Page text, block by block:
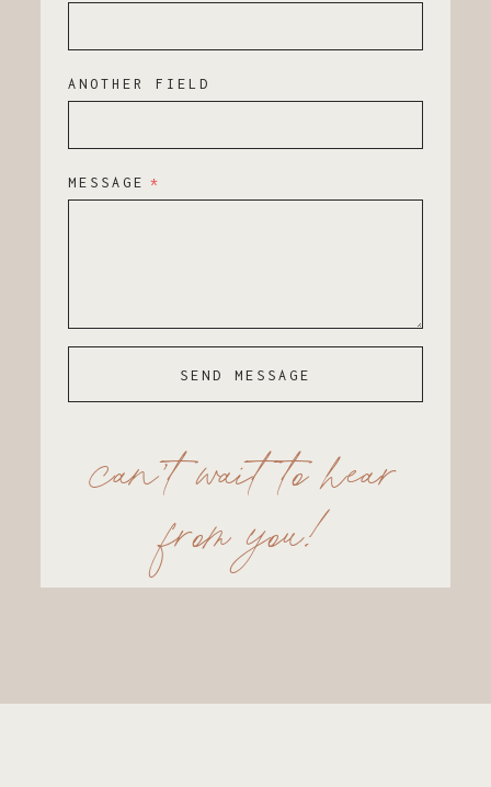
ANOTHER FIELD
MESSAGE *
SEND MESSAGE
can’t wait to hear
from you!